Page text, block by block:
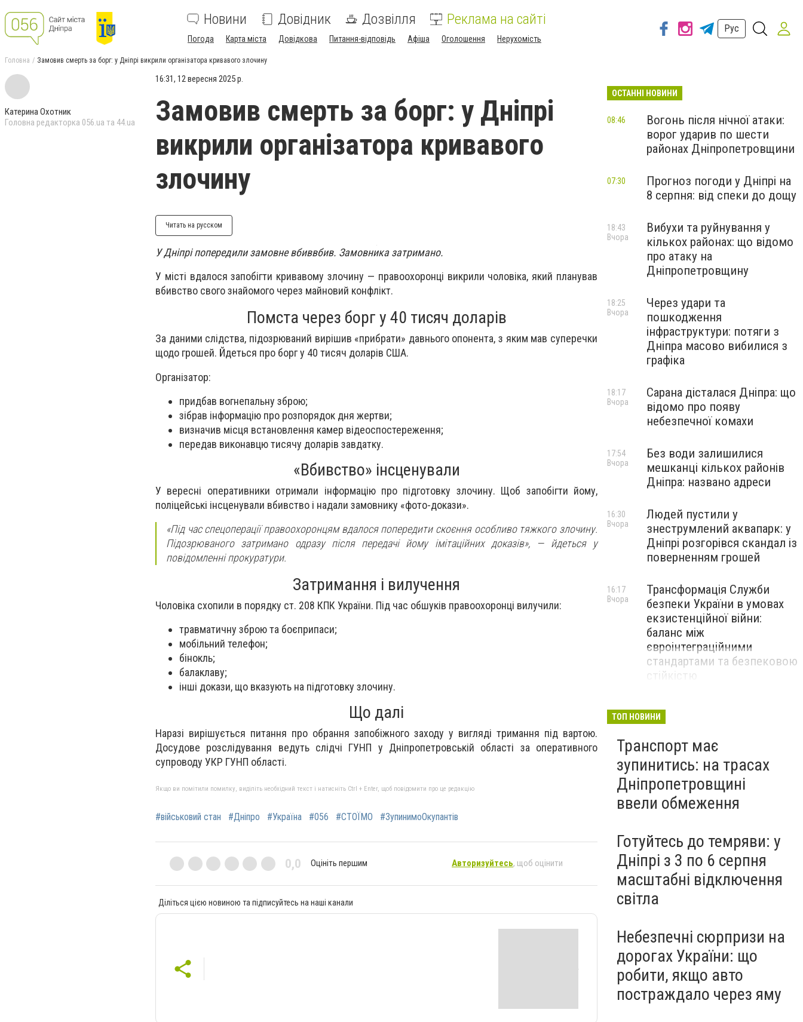
Новини Довідник Дозвілля Реклама на сайті
Погода Карта міста Довідкова Питання-відповідь Афіша Оголошення Нерухомість
Рус
Головна Замовив смерть за борг: у Дніпрі викрили організатора кривавого злочину
Катерина Охотник
Головна редакторка 056.ua та 44.ua
16:31, 12 вересня 2025 р.
Замовив смерть за борг: у Дніпрі
викрили організатора кривавого
злочину
Читать на русском
У Дніпрі попередили замовне вбиввбив. Замовника затримано.
У місті вдалося запобігти кривавому злочину — правоохоронці викрили чоловіка, який планував
вбивство свого знайомого через майновий конфлікт.
Помста через борг у 40 тисяч доларів
За даними слідства, підозрюваний вирішив «прибрати» давнього опонента, з яким мав суперечки
щодо грошей. Йдеться про борг у 40 тисяч доларів США.
Організатор:
придбав вогнепальну зброю;
зібрав інформацію про розпорядок дня жертви;
визначив місця встановлення камер відеоспостереження;
передав виконавцю тисячу доларів завдатку.
«Вбивство» інсценували
У вересні оперативники отримали інформацію про підготовку злочину. Щоб запобігти йому,
поліцейські інсценували вбивство і надали замовнику «фото-докази».
«Під час спецоперації правоохоронцям вдалося попередити скоєння особливо тяжкого злочину.
Підозрюваного затримано одразу після передачі йому імітаційних доказів», — йдеться у
повідомленні прокуратури.
Затримання і вилучення
Чоловіка схопили в порядку ст. 208 КПК України. Під час обшуків правоохоронці вилучили:
травматичну зброю та боєприпаси;
мобільний телефон;
бінокль;
балаклаву;
інші докази, що вказують на підготовку злочину.
Що далі
Наразі вирішується питання про обрання запобіжного заходу у вигляді тримання під вартою.
Досудове розслідування ведуть слідчі ГУНП у Дніпропетровській області за оперативного
супроводу УКР ГУНП області.
Якщо ви помітили помилку, виділіть необхідний текст і натисніть Ctrl + Enter, щоб повідомити про це редакцію
#військовий стан #Дніпро #Україна #056 #СТОЇМО #ЗупинимоОкупантів
0,0 Оцініть першим Авторизуйтесь, щоб оцінити
Діліться цією новиною та підписуйтесь на наші канали
ОСТАННІ НОВИНИ
Вогонь після нічної атаки:
ворог ударив по шести
районах Дніпропетровщини
08:46
Прогноз погоди у Дніпрі на
8 серпня: від спеки до дощу
07:30
Вибухи та руйнування у
кількох районах: що відомо
про атаку на
Дніпропетровщину
18:43
Вчора
Через удари та
пошкодження
інфраструктури: потяги з
Дніпра масово вибилися з
графіка
18:25
Вчора
Сарана дісталася Дніпра: що
відомо про появу
небезпечної комахи
18:17
Вчора
Без води залишилися
мешканці кількох районів
Дніпра: названо адреси
17:54
Вчора
Людей пустили у
знеструмлений аквапарк: у
Дніпрі розгорівся скандал із
поверненням грошей
16:30
Вчора
Трансформація Служби
безпеки України в умовах
екзистенційної війни:
баланс між
євроінтеграційними
стандартами та безпековою
стійкістю
16:17
Вчора
ТОП НОВИНИ
Транспорт має
зупинитись: на трасах
Дніпропетровщині
ввели обмеження
Готуйтесь до темряви: у
Дніпрі з 3 по 6 серпня
масштабні відключення
світла
Небезпечні сюрпризи на
дорогах України: що
робити, якщо авто
постраждало через яму